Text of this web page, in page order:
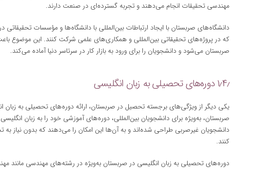
مهندسی تحقیقات انجام می‌دهند و تجربه گسترده‌ای در صنعت دارند.
دانشگاه‌های صربستان با ایجاد ارتباطات بین‌المللی با دانشگاه‌ها و مؤسسات
که در پروژه‌های تحقیقاتی بین‌المللی و همکاری‌های علمی شرکت کنند. این موضوع
صربستان می‌شود و دانشجویان را برای ورود به بازار کار در سرتاسر دنیا آماده می‌کند.
۱٫۴٫ دوره‌های تحصیلی به زبان انگلیسی
یکی دیگر از ویژگی‌های برجسته تحصیل در صربستان، ارائه دوره‌های تحصیلی به
صربستان، به‌ویژه برای دانشجویان بین‌المللی، دوره‌های آموزشی خود را به زبان
دانشجویان غیرصربی طراحی شده‌اند و به آن‌ها این امکان را می‌دهند که بدون نیاز
کنند.
دوره‌های تحصیلی به زبان انگلیسی در صربستان به‌ویژه در رشته‌های مهندسی مانند